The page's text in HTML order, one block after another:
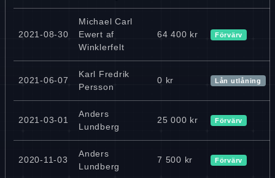
2021-08-30
Michael Carl
Ewert af
Winklerfelt
64 400 kr Förvärv
2021-06-07
Karl Fredrik
Persson
0 kr Lån utlåning
2021-03-01
Anders
Lundberg
25 000 kr Förvärv
2020-11-03
Anders
Lundberg
7 500 kr Förvärv